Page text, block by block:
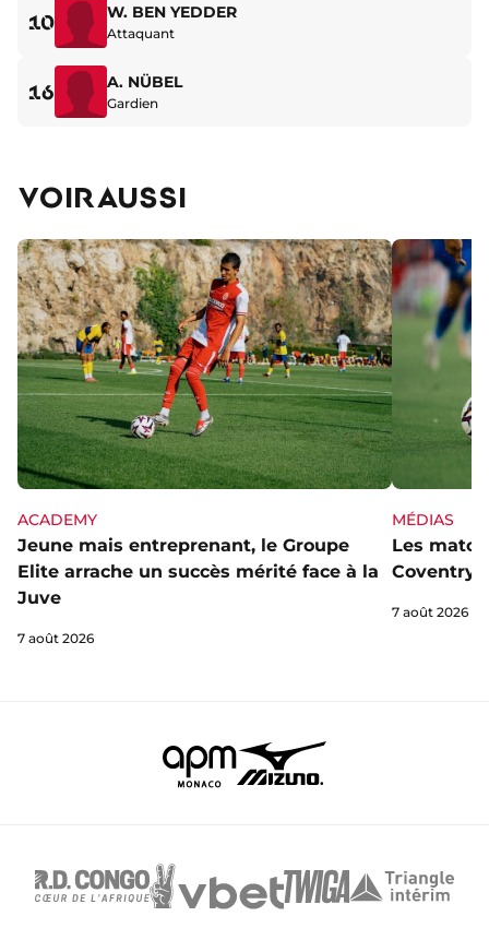
10 W. BEN YEDDER
Attaquant
16 A. NÜBEL
Gardien
VOIR AUSSI
ACADEMY
Jeune mais entreprenant, le Groupe
Elite arrache un succès mérité face à la
Juve
7 août 2026
MÉDIAS
Les
Coventry
7 août 2026